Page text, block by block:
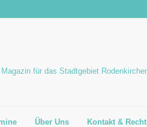
Über Uns Kontakt & Recht